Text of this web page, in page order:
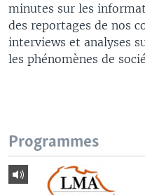
minutes sur les
des reportages de nos
interviews et analyses
les phénomènes de
Programmes